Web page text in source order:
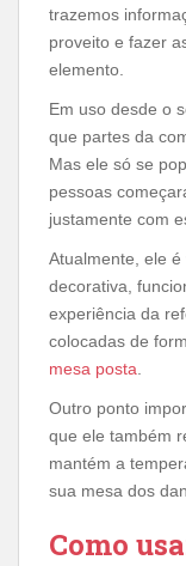
trazemos
proveito e fazer
elemento.
Em uso desde o
que partes da
Mas ele só se
pessoas
justamente com
Atualmente, ele
decorativa,
experiência da
colocadas de
mesa posta.
Outro ponto
que ele também
mantém a
sua mesa dos
Como